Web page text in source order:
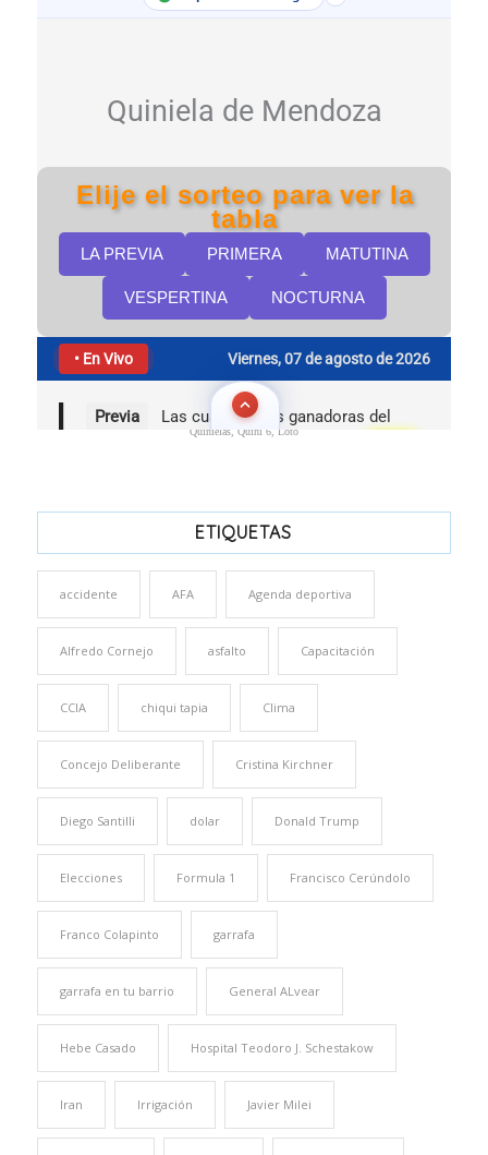
Quinielas, Quini 6, Loto
ETIQUETAS
accidente AFA Agenda deportiva
Alfredo Cornejo asfalto Capacitación
CCIA chiqui tapia Clima
Concejo Deliberante Cristina Kirchner
Diego Santilli dolar Donald Trump
Elecciones Formula 1 Francisco Cerúndolo
Franco Colapinto garrafa
garrafa en tu barrio General ALvear
Hebe Casado Hospital Teodoro J. Schestakow
Iran Irrigación Javier Milei